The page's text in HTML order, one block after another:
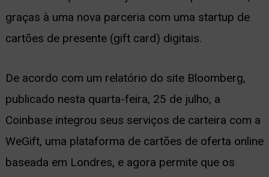
graças à uma nova parceria com uma startup de
cartões de presente (gift card) digitais.
De acordo com um relatório do site Bloomberg,
publicado nesta quarta-feira, 25 de julho, a
Coinbase integrou seus serviços de carteira com a
WeGift, uma plataforma de cartões de oferta online
baseada em Londres, e agora permite que os